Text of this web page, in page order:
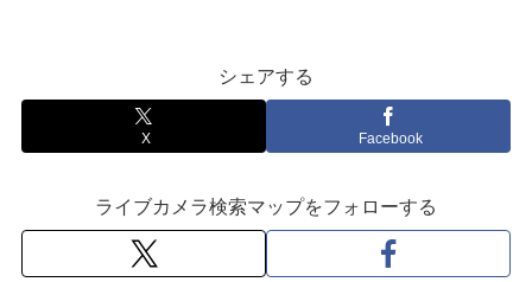
シェアする
X Facebook
ライブカメラ検索マップをフォローする